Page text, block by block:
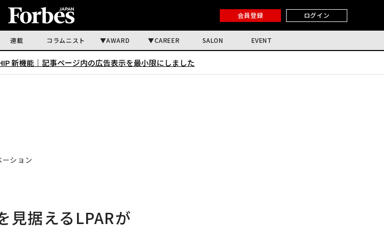
会員登録 ログイン
連載 コラムニスト AWARD CAREER SALON EVENT
新機能｜ 記事ページ内の広告表示を最小限にしました
ション
据えるLPARが